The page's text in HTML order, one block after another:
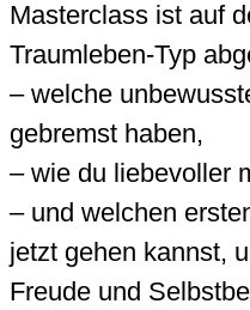
Masterclass ist auf
Traumleben-Typ
– welche
gebremst haben,
– wie du liebevoller
– und welchen
jetzt gehen kannst,
Freude und